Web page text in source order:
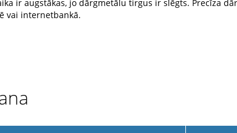
ir augstākas, jo dārgmetālu tirgus ir slēgts. Precīza
vai internetbankā.